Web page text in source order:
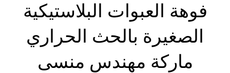
فوهة العبوات البلاستيكية
الصغيرة بالحث الحراري
ماركة مهندس منسى